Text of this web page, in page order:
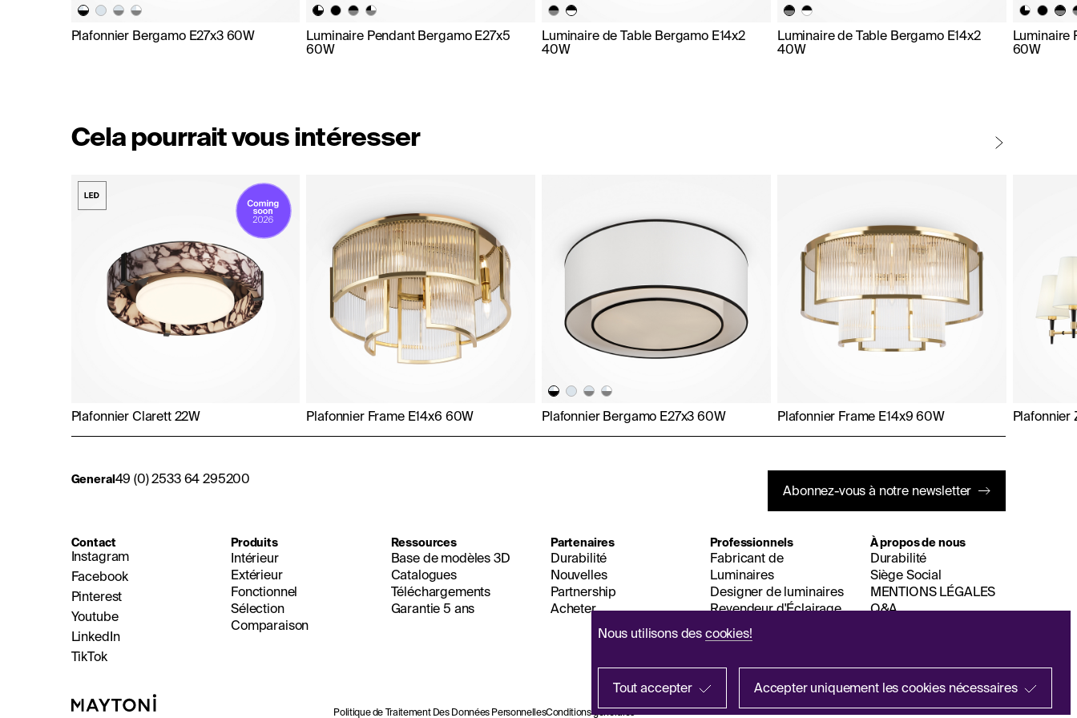
Plafonnier Bergamo E27x3 60W
Luminaire Pendant Bergamo E27x5
60W
Luminaire de Table Bergamo E14x2
40W
Luminaire de Table Bergamo E14x2
40W
Luminaire
60W
Cela pourrait vous intéresser
Plafonnier Clarett 22W Plafonnier Frame E14x6 60W Plafonnier Bergamo E27x3 60W Plafonnier Frame E14x9 60W Plafonnier
Nous utilisons des cookies!
Tout accepter Accepter uniquement les cookies nécessaires
General 49 (0) 2533 64 295200
Abonnez-vous à notre newsletter
Contact
Instagram
Facebook
Pinterest
Youtube
LinkedIn
TikTok
Produits
Intérieur
Extérieur
Fonctionnel
Sélection
Comparaison
Ressources
Base de modèles 3D
Catalogues
Téléchargements
Garantie 5 ans
Partenaires
Durabilité
Nouvelles
Partnership
Acheter
Professionnels
Fabricant de
Luminaires
Designer de luminaires
Revendeur d'Éclairage
À propos de nous
Durabilité
Siège Social
MENTIONS LÉGALES
Q&A
Politique de Traitement Des Données PersonnellesConditions générales